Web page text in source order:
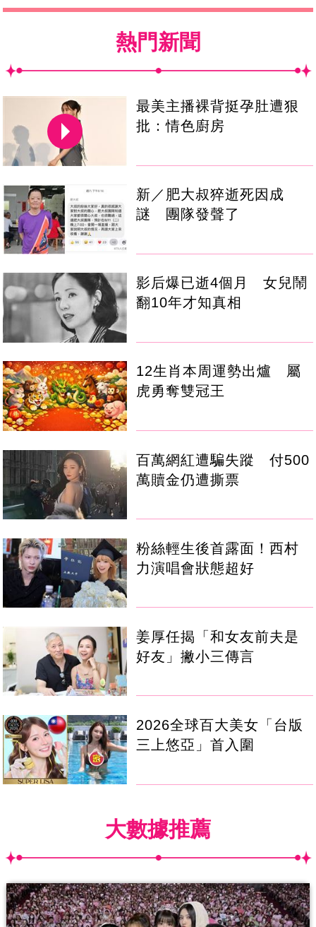
熱門新聞
最美主播裸背挺孕肚遭狠
批：情色廚房
新／肥大叔猝逝死因成
謎 團隊發聲了
影后爆已逝4個月 女兒鬧
翻10年才知真相
12生肖本周運勢出爐 屬
虎勇奪雙冠王
百萬網紅遭騙失蹤 付500
萬贖金仍遭撕票
粉絲輕生後首露面！西村
力演唱會狀態超好
姜厚任揭「和女友前夫是
好友」撇小三傳言
2026全球百大美女「台版
三上悠亞」首入圍
大數據推薦